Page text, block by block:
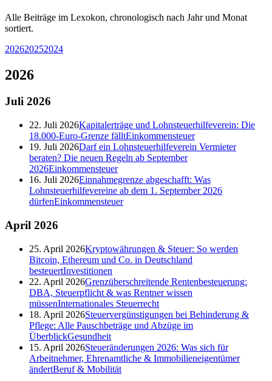
Alle Beiträge im Lexokon, chronologisch nach Jahr und Monat
sortiert.
202620252024
2026
Juli 2026
22. Juli 2026Kapitalerträge und Lohnsteuerhilfeverein: Die
18.000-Euro-Grenze fälltEinkommensteuer
19. Juli 2026Darf ein Lohnsteuerhilfeverein Vermieter
beraten? Die neuen Regeln ab September
2026Einkommensteuer
16. Juli 2026Einnahmegrenze abgeschafft: Was
Lohnsteuerhilfevereine ab dem 1. September 2026
dürfenEinkommensteuer
April 2026
25. April 2026Kryptowährungen & Steuer: So werden
Bitcoin, Ethereum und Co. in Deutschland
besteuertInvestitionen
22. April 2026Grenzüberschreitende Rentenbesteuerung:
DBA, Steuerpflicht & was Rentner wissen
müssenInternationales Steuerrecht
18. April 2026Steuervergünstigungen bei Behinderung &
Pflege: Alle Pauschbeträge und Abzüge im
ÜberblickGesundheit
15. April 2026Steueränderungen 2026: Was sich für
Arbeitnehmer, Ehrenamtliche & Immobilieneigentümer
ändertBeruf & Mobilität